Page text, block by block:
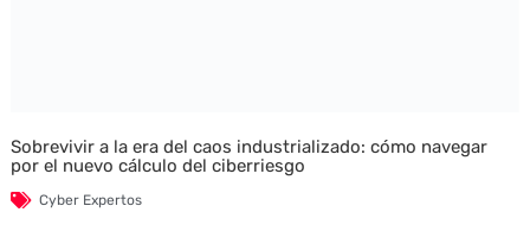
Sobrevivir a la era del caos industrializado: cómo navegar
por el nuevo cálculo del ciberriesgo
Cyber Expertos